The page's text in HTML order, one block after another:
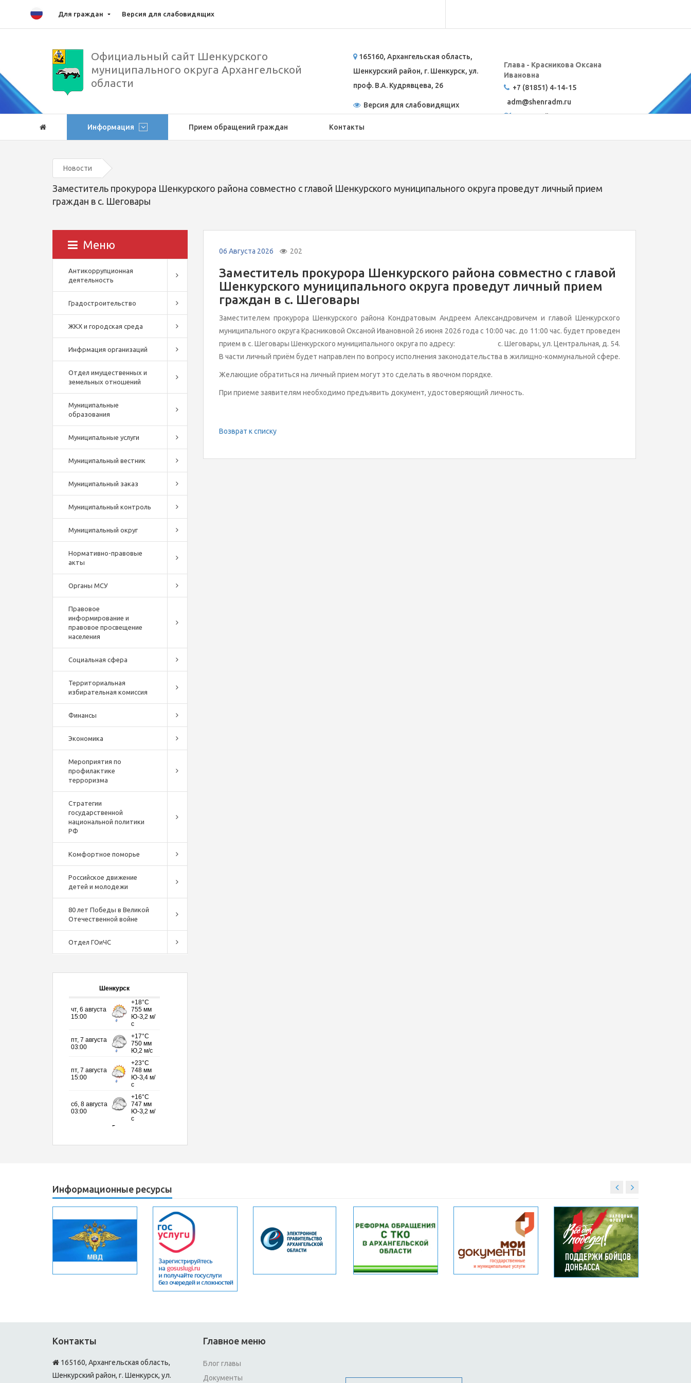
Для граждан Версия для слабовидящих
Официальный сайт Шенкурского
муниципального округа Архангельской
области
165160, Архангельская область,
Шенкурский район, г. Шенкурск, ул.
проф. В.А. Кудрявцева, 26
Версия для слабовидящих
Глава - Красникова Оксана
Ивановна
+7 (81851) 4-14-15
adm@shenradm.ru
Карта сайта
Информация
Прием обращений граждан Контакты
Новости
Заместитель прокурора Шенкурского района совместно с главой Шенкурского муниципального округа проведут личный прием
граждан в с. Шеговары
Меню
Антикоррупционная
деятельность
Градостроительство
ЖКХ и городская среда
Инфрмация организаций
Отдел имущественных и
земельных отношений
Муниципальные
образования
Муниципальные услуги
Муниципальный вестник
Муниципальный заказ
Муниципальный контроль
Муниципальный округ
Нормативно-правовые
акты
Органы МСУ
Правовое
информирование и
правовое просвещение
населения
Социальная сфера
Территориальная
избирательная комиссия
Финансы
Экономика
Мероприятия по
профилактике
терроризма
Стратегии
государственной
национальной политики
РФ
Комфортное поморье
Российское движение
детей и молодежи
80 лет Победы в Великой
Отечественной войне
Отдел ГОиЧС
Шенкурск
06 Августа 2026 202
Заместитель прокурора Шенкурского района совместно с главой
Шенкурского муниципального округа проведут личный прием
граждан в с. Шеговары
Заместителем прокурора Шенкурского района Кондратовым Андреем Александровичем и главой Шенкурского
муниципального округа Красниковой Оксаной Ивановной 26 июня 2026 года с 10:00 час. до 11:00 час. будет проведен
прием в с. Шеговары Шенкурского муниципального округа по адресу: с. Шеговары, ул. Центральная, д. 54.
В части личный приём будет направлен по вопросу исполнения законодательства в жилищно-коммунальной сфере.
Желающие обратиться на личный прием могут это сделать в явочном порядке.
При приеме заявителям необходимо предъявить документ, удостоверяющий личность.
Возврат к списку
Информационные ресурсы
Контакты
165160, Архангельская область,
Шенкурский район, г. Шенкурск, ул.
Главное меню
Блог главы
Документы